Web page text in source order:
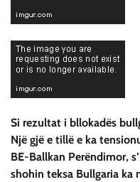
Si rezultat i bllokadës
Një gjë e tillë e ka
BE-Ballkan Perëndimor,
shohin teksa Bullgaria ka